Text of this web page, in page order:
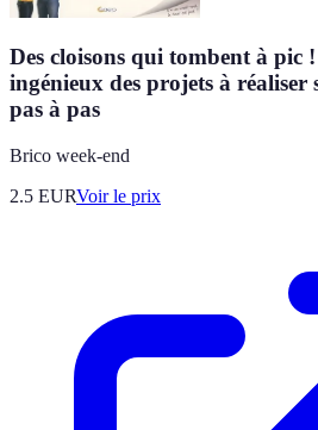
Des cloisons qui tombent à pic !
ingénieux des projets à réaliser
pas à pas
Brico week-end
2.5 EURVoir le prix